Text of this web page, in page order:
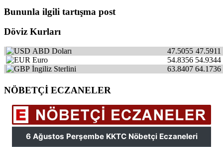
Bununla ilgili tartışma post
Döviz Kurları
ABD Doları 47.5911
47.5055
Euro
54.9344
54.8356
İngiliz Sterlini
64.1736
63.8407
NÖBETÇİ ECZANELER